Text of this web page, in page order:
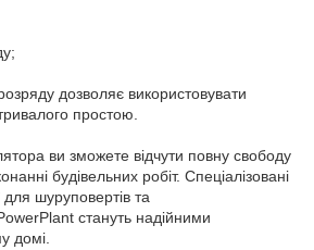
дозволяє використовувати
простою.
ви зможете відчути повну свободу
будівельних робіт. Спеціалізовані
шуруповертів та
стануть надійними
домі.